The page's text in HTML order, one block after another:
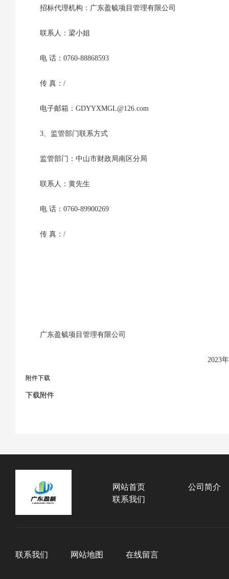
招标代理机构：广东盈毓项目管理有限公司
联系人：梁小姐
电 话：0760-88868593
传 真：/
电子邮箱：GDYYXMGL@126.com
3、监管部门联系方式
监管部门：中山市财政局南区分局
联系人：黄先生
电 话：0760-89900269
传 真：/
广东盈毓项目管理有限公司
2023年08月
附件下载
下载附件
网站首页
公司简介
联系我们
联系我们 网站地图 在线留言